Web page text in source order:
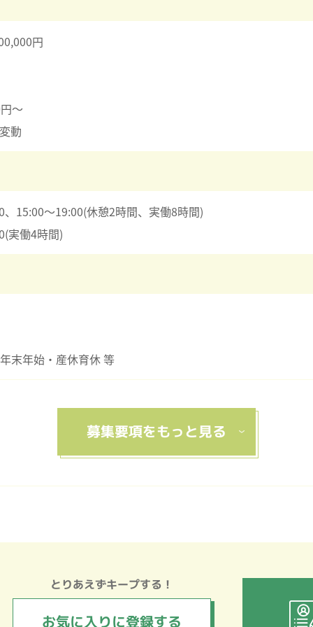
円
～
動
15:00～19:00(休憩2時間、実働8時間)
働4時間)
末年始・産休育休 等
とりあえずキープする！
お気に入りに登録する